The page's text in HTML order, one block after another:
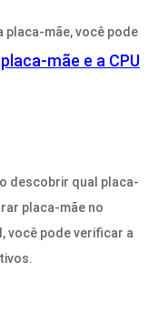
placa-mãe, você pode
mãe e a CPU
descobrir qual placa-
placa-mãe no
você pode verificar a